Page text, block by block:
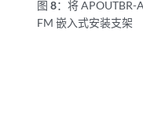
图 8：将 APOUTBR-
FM 嵌入式安装支架